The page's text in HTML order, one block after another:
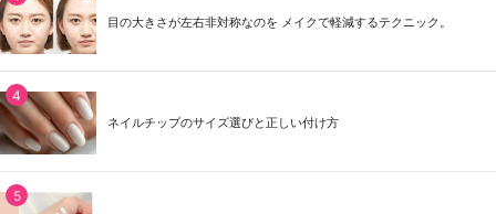
目の大きさが左右非対称なのを メイクで軽減するテクニック。
ネイルチップのサイズ選びと正しい付け方